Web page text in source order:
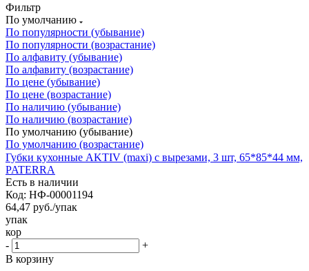
Фильтр
По умолчанию
По популярности (убывание)
По популярности (возрастание)
По алфавиту (убывание)
По алфавиту (возрастание)
По цене (убывание)
По цене (возрастание)
По наличию (убывание)
По наличию (возрастание)
По умолчанию (убывание)
По умолчанию (возрастание)
Губки кухонные AKTIV (maxi) с вырезами, 3 шт, 65*85*44 мм,
PATERRA
Есть в наличии
Код: НФ-00001194
64,47 руб./упак
упак
кор
-
+
В корзину